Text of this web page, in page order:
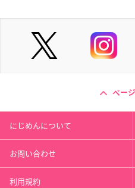
ペー
にじめんについて
お問い合わせ
利用規約